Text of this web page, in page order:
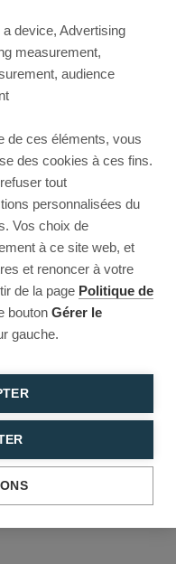
device, Advertising
measurement,
audience
de ces éléments, vous
des cookies à ces fins.
tout
personnalisées du
Vos choix de
à ce site web, et
et renoncer à votre
de la page Politique de
bouton Gérer le
gauche.
load
back.